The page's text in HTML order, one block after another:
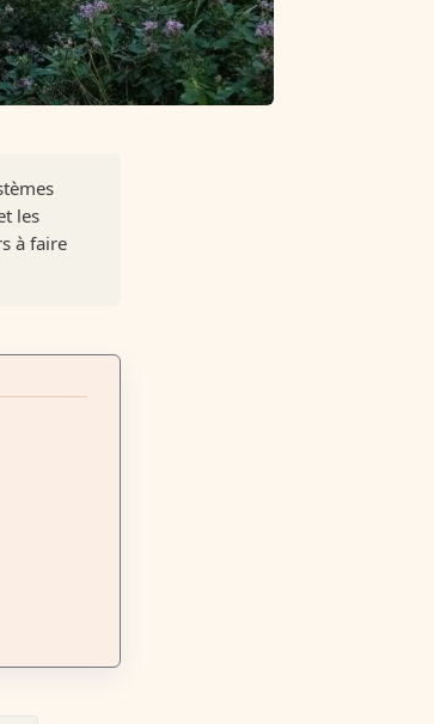
les
à faire